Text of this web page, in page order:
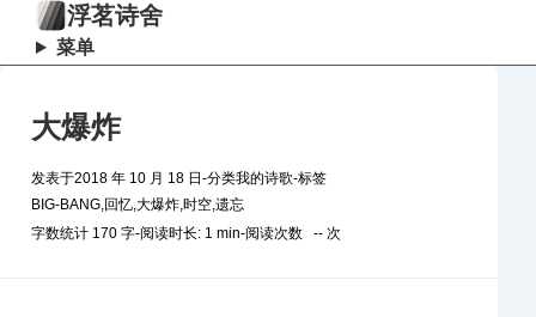
浮茗诗舍
菜单
大爆炸
发表于2018 年 10 月 18 日 -分类我的诗歌-标签
BIG-BANG,回忆,大爆炸,时空,遗忘
字数统计 170 字-阅读时长: 1 min-阅读次数 -- 次